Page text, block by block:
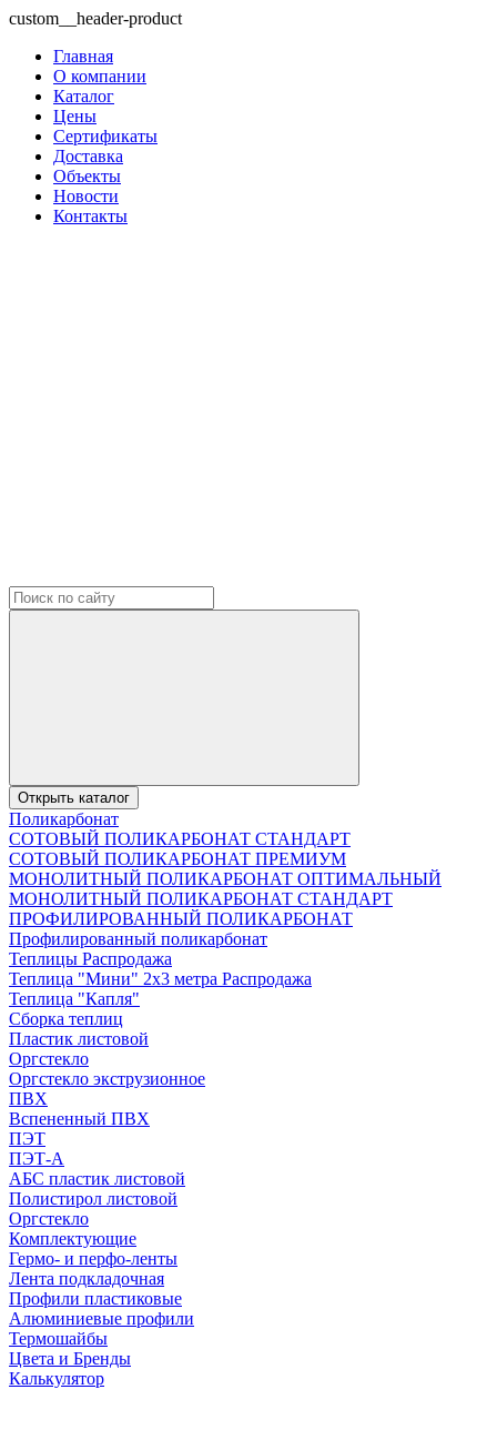
custom__header-product
Главная
О компании
Каталог
Цены
Сертификаты
Доставка
Объекты
Новости
Контакты
Открыть каталог
Поликарбонат
СОТОВЫЙ ПОЛИКАРБОНАТ СТАНДАРТ
СОТОВЫЙ ПОЛИКАРБОНАТ ПРЕМИУМ
МОНОЛИТНЫЙ ПОЛИКАРБОНАТ ОПТИМАЛЬНЫЙ
МОНОЛИТНЫЙ ПОЛИКАРБОНАТ СТАНДАРТ
ПРОФИЛИРОВАННЫЙ ПОЛИКАРБОНАТ
Профилированный поликарбонат
Теплицы Распродажа
Теплица "Мини" 2х3 метра Распродажа
Теплица "Капля"
Сборка теплиц
Пластик листовой
Оргстекло
Оргстекло экструзионное
ПВХ
Вспененный ПВХ
ПЭТ
ПЭТ-А
АБС пластик листовой
Полистирол листовой
Оргстекло
Комплектующие
Гермо- и перфо-ленты
Лента подкладочная
Профили пластиковые
Алюминиевые профили
Термошайбы
Цвета и Бренды
Калькулятор